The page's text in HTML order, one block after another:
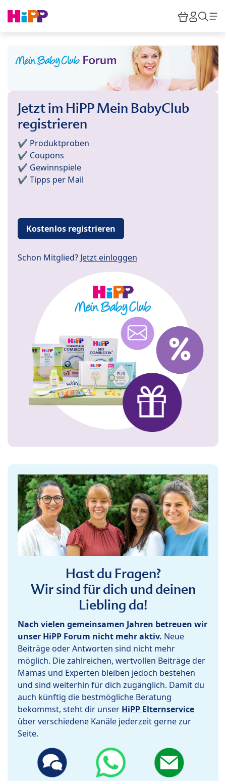
HiPP
Jetzt im HiPP Mein BabyClub
registrieren
✔️ Produktproben
✔️ Coupons
✔️ Gewinnspiele
✔️ Tipps per Mail
Kostenlos registrieren
Schon Mitglied? Jetzt einloggen
Hast du Fragen?
Wir sind für dich und deinen
Liebling da!
Nach vielen gemeinsamen Jahren betreuen wir
unser HiPP Forum nicht mehr aktiv. Neue
Beiträge oder Antworten sind nicht mehr
möglich. Die zahlreichen, wertvollen Beiträge der
Mamas und Experten bleiben jedoch bestehen
und sind weiterhin für dich zugänglich. Damit du
auch künftig die bestmögliche Beratung
bekommst, steht dir unser HiPP Elternservice
über verschiedene Kanäle jederzeit gerne zur
Seite.